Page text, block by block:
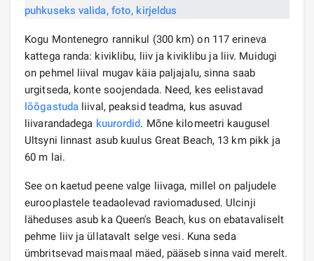
Kogu Montenegro rannikul (300 km) on 117 erineva
kattega randa: kiviklibu, liiv ja kiviklibu ja liiv. Muidugi
on pehmel liival mugav käia paljajalu, sinna saab
urgitseda, konte soojendada. Need, kes eelistavad
lõõgastuda liival, peaksid teadma, kus asuvad
liivarandadega kuurordid. Mõne kilomeetri kaugusel
Ultsyni linnast asub kuulus Great Beach, 13 km pikk ja
60 m lai.
See on kaetud peene valge liivaga, millel on paljudele
eurooplastele teadaolevad raviomadused. Ulcinji
läheduses asub ka Queen's Beach, kus on ebatavaliselt
pehme liiv ja üllatavalt selge vesi. Kuna seda
ümbritsevad maismaal mäed, pääseb sinna vaid merelt.